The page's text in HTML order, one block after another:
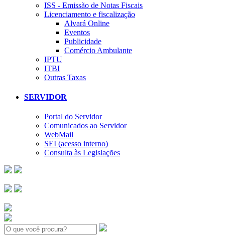
ISS - Emissão de Notas Fiscais
Licenciamento e fiscalização
Alvará Online
Eventos
Publicidade
Comércio Ambulante
IPTU
ITBI
Outras Taxas
SERVIDOR
Portal do Servidor
Comunicados ao Servidor
WebMail
SEI (acesso interno)
Consulta às Legislações
Search: